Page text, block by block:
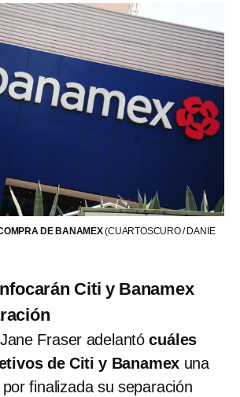
DE BANAMEX(CUARTOSCURO / DANIE
Citi y Banamex
Fraser adelantócuáles
de Citi y Banamex una
finalizada su separación